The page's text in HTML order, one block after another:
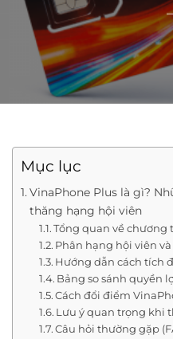
Mục lục
VinaPhone Plus là gì?
thăng hạng hội viên
Tổng quan về chương
Phân hạng hội viên
Hướng dẫn cách tích
Bảng so sánh quyền
Cách đổi điểm
Lưu ý quan trọng khi
Câu hỏi thường gặp